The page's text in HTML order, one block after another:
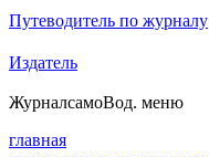
Путеводитель по журналу
Издатель
ЖурналсамоВод. меню
главная